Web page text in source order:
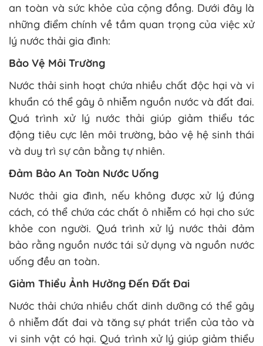
an toàn và sức khỏe của cộng đồng. Dưới đây là
những điểm chính về tầm quan trọng của việc xử
lý nước thải gia đình:
Bảo Vệ Môi Trường
Nước thải sinh hoạt chứa nhiều chất độc hại và vi
khuẩn có thể gây ô nhiễm nguồn nước và đất đai.
Quá trình xử lý nước thải giúp giảm thiểu tác
động tiêu cực lên môi trường, bảo vệ hệ sinh thái
và duy trì sự cân bằng tự nhiên.
Đảm Bảo An Toàn Nước Uống
Nước thải gia đình, nếu không được xử lý đúng
cách, có thể chứa các chất ô nhiễm có hại cho sức
khỏe con người. Quá trình xử lý nước thải đảm
bảo rằng nguồn nước tái sử dụng và nguồn nước
uống đều an toàn.
Giảm Thiểu Ảnh Hưởng Đến Đất Đai
Nước thải chứa nhiều chất dinh dưỡng có thể gây
ô nhiễm đất đai và tăng sự phát triển của tảo và
vi sinh vật có hại. Quá trình xử lý giúp giảm thiểu